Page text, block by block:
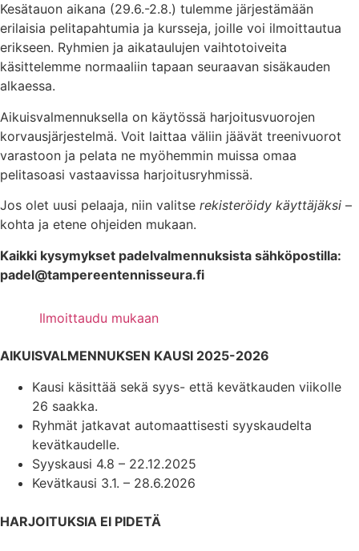
Kesätauon aikana (29.6.-2.8.) tulemme järjestämään
erilaisia pelitapahtumia ja kursseja, joille voi ilmoittautua
erikseen. Ryhmien ja aikataulujen vaihtotoiveita
käsittelemme normaaliin tapaan seuraavan sisäkauden
alkaessa.
Aikuisvalmennuksella on käytössä harjoitusvuorojen
korvausjärjestelmä. Voit laittaa väliin jäävät treenivuorot
varastoon ja pelata ne myöhemmin muissa omaa
pelitasoasi vastaavissa harjoitusryhmissä.
Jos olet uusi pelaaja, niin valitse rekisteröidy käyttäjäksi –
kohta ja etene ohjeiden mukaan.
Kaikki kysymykset padelvalmennuksista sähköpostilla:
padel@tampereentennisseura.fi
Ilmoittaudu mukaan
AIKUISVALMENNUKSEN KAUSI 2025-2026
Kausi käsittää sekä syys- että kevätkauden viikolle
26 saakka.
Ryhmät jatkavat automaattisesti syyskaudelta
kevätkaudelle.
Syyskausi 4.8 – 22.12.2025
Kevätkausi 3.1. – 28.6.2026
HARJOITUKSIA EI PIDETÄ